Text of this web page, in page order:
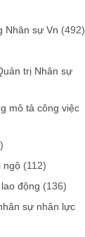
Nhân sự Vn (492)
trị Nhân sự
mô tả công việc
ngộ (112)
động (136)
sự nhân lực